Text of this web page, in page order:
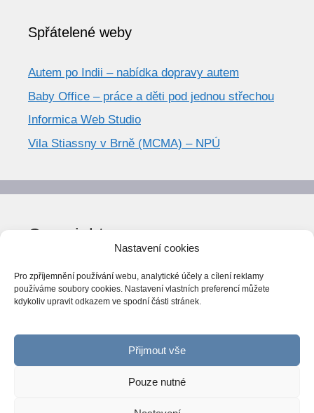
Nastavení cookies
Pro zpříjemnění používání webu, analytické účely a cílení reklamy
používáme soubory cookies. Nastavení vlastních preferencí můžete
kdykoliv upravit odkazem ve spodní části stránek.
Přijmout vše
Pouze nutné
Spřátelené weby
Autem po Indii – nabídka dopravy autem
Baby Office – práce a děti pod jednou střechou
Informica Web Studio
Vila Stiassny v Brně (MCMA) – NPÚ
Copyright
© World Trend 2014-2026
Všechna práva vyhrazena.
CC BY-NC 4.0
ováno Národní knihovnou ČR